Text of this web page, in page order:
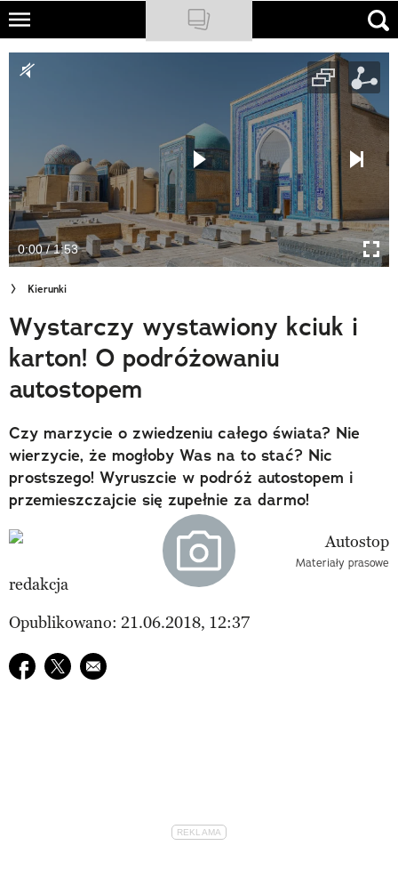
Skip
main
NATIONAL GEOGRAPHIC
Sklep
Newsletter
Cuda Polski
Wielki Konkurs Fotograficzny
Trendbook Podróżniczy
Polecane
0:00 / 1:53
Kierunki
Wystarczy wystawiony kciuk i
karton! O podróżowaniu
autostopem
Czy marzycie o zwiedzeniu całego świata? Nie
wierzycie, że mogłoby Was na to stać? Nic
prostszego! Wyruszcie w podróż autostopem i
przemieszczajcie się zupełnie za darmo!
Materiały prasowe
redakcja
Opublikowano: 21.06.2018, 12:37
Udostępnij na facebook
Udostępnij na twitter
E-mail do przyjaciela